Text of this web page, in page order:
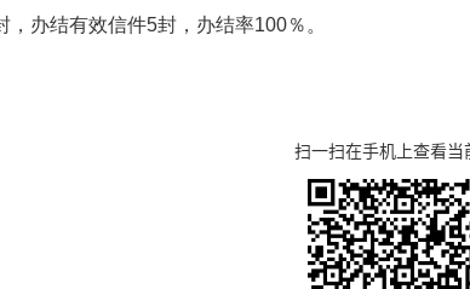
，办结有效信件5封，办结率100％。
扫一扫在手机上查看当